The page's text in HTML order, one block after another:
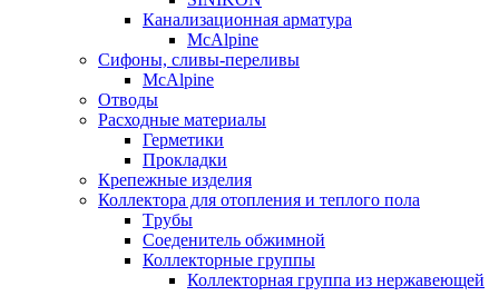
Канализационная арматура
McAlpine
Сифоны, сливы-переливы
McAlpine
Отводы
Расходные материалы
Герметики
Прокладки
Крепежные изделия
Коллектора для отопления и теплого пола
Tрубы
Соеденитель обжимной
Коллекторные группы
Коллекторная группа из нержавеющей